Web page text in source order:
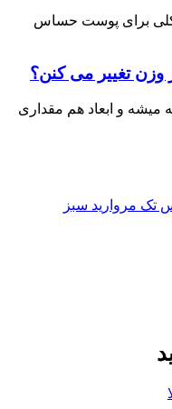
برای پوست حساس
وزن تغییر می کنن؟
میشه و ابعاد هم مقداری